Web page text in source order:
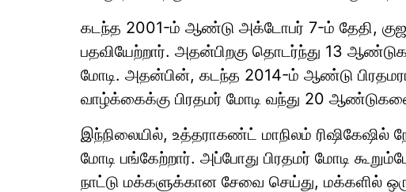
கடந்த 2001-ம் ஆண்டு அக்டோபர் 7-ம் தேதி,
பதவியேற்றார். அதன்பிறகு தொடர்ந்து 13
மோடி. அதன்பின், கடந்த 2014-ம் ஆண்டு
வாழ்க்கைக்கு பிரதமர் மோடி வந்து 20
இந்நிலையில், உத்தராகண்ட் மாநிலம் ரிஷிகேஷில்
மோடி பங்கேற்றார். அப்போது பிரதமர் மோடி
நாட்டு மக்களுக்கான சேவை செய்து, மக்களில்